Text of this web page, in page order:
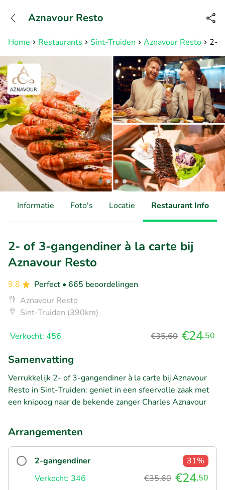
Bereikbaar tot 23:00 uur
Home Restaurants Sint-Truiden Aznavour Resto 2-
Aznavour Resto
Informatie Foto's Locatie Restaurant Info
2- of 3-gangendiner à la carte bij
Aznavour Resto
9.8 Perfect • 665 beoordelingen
Aznavour Resto
Sint-Truiden (390km)
Verkocht: 456 €35,60 €24,50
Samenvatting
Verrukkelijk 2- of 3-gangendiner à la carte bij Aznavour
Resto in Sint-Truiden: geniet in een sfeervolle zaak met
een knipoog naar de bekende zanger Charles Aznavour
Arrangementen
2-gangendiner
31%
Verkocht: 346
€35,60 €24,50